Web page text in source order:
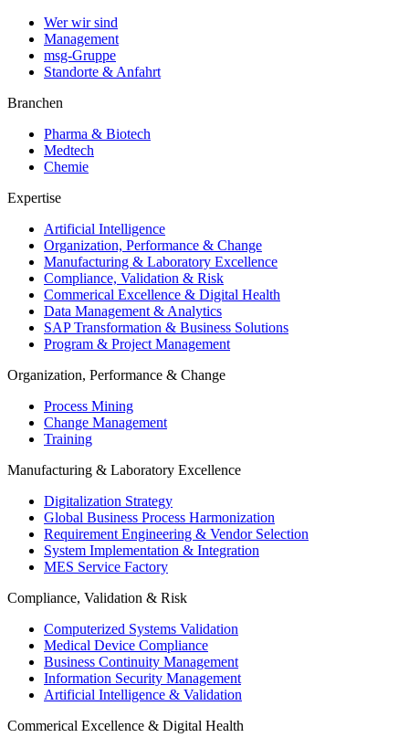
Wer wir sind
Management
msg-Gruppe
Standorte & Anfahrt
Branchen
Pharma & Biotech
Medtech
Chemie
Expertise
Artificial Intelligence
Organization, Performance & Change
Manufacturing & Laboratory Excellence
Compliance, Validation & Risk
Commerical Excellence & Digital Health
Data Management & Analytics
SAP Transformation & Business Solutions
Program & Project Management
Organization, Performance & Change
Process Mining
Change Management
Training
Manufacturing & Laboratory Excellence
Digitalization Strategy
Global Business Process Harmonization
Requirement Engineering & Vendor Selection
System Implementation & Integration
MES Service Factory
Compliance, Validation & Risk
Computerized Systems Validation
Medical Device Compliance
Business Continuity Management
Information Security Management
Artificial Intelligence & Validation
Commerical Excellence & Digital Health